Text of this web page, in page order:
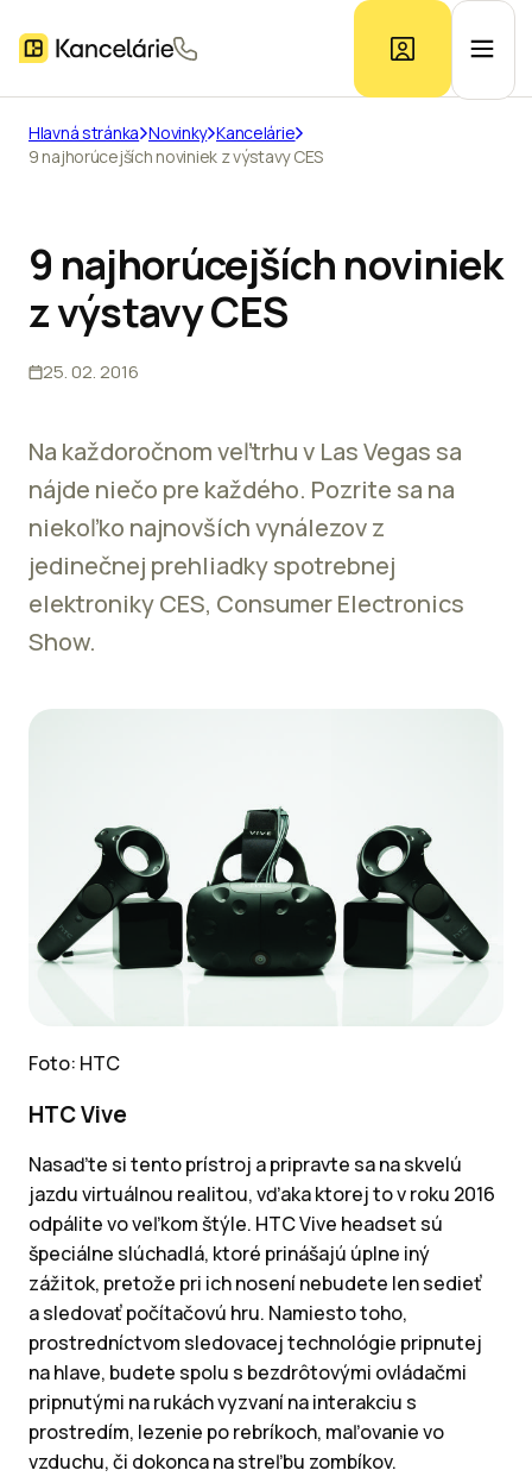
Ponuka kancelárií
Prieskum trhu
Hlavná stránka Novinky Kancelárie
9 najhorúcejších noviniek z výstavy CES
9 najhorúcejších noviniek
z výstavy CES
25. 02. 2016
Na každoročnom veľtrhu v Las Vegas sa
nájde niečo pre každého. Pozrite sa na
niekoľko najnovších vynálezov z
jedinečnej prehliadky spotrebnej
elektroniky CES, Consumer Electronics
Show.
Foto: HTC
HTC Vive
Nasaďte si tento prístroj a pripravte sa na skvelú
jazdu virtuálnou realitou, vďaka ktorej to v roku 2016
odpálite vo veľkom štýle. HTC Vive headset sú
špeciálne slúchadlá, ktoré prinášajú úplne iný
zážitok, pretože pri ich nosení nebudete len sedieť
a sledovať počítačovú hru. Namiesto toho,
prostredníctvom sledovacej technológie pripnutej
na hlave, budete spolu s bezdrôtovými ovládačmi
pripnutými na rukách vyzvaní na interakciu s
prostredím, lezenie po rebríkoch, maľovanie vo
vzduchu, či dokonca na streľbu zombíkov.